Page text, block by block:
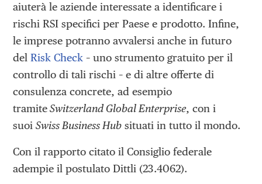
aiuterà le aziende interessate a identificare i
rischi RSI specifici per Paese e prodotto. Infine,
le imprese potranno avvalersi anche in futuro
delRisk Check – uno strumento gratuito per il
controllo di tali rischi – e di altre offerte di
consulenza concrete, ad esempio
tramiteSwitzerland Global Enterprise, con i
suoiSwiss Business Hub situati in tutto il mondo.
Con il rapporto citato il Consiglio federale
adempie il postulato Dittli (23.4062).